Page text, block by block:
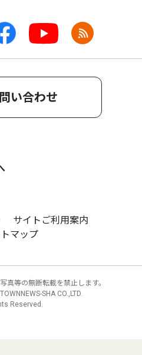
い合わせ
サイトご利用案内
マップ
真等の無断転載を禁止します。
SHA CO.,LTD.
Reserved.